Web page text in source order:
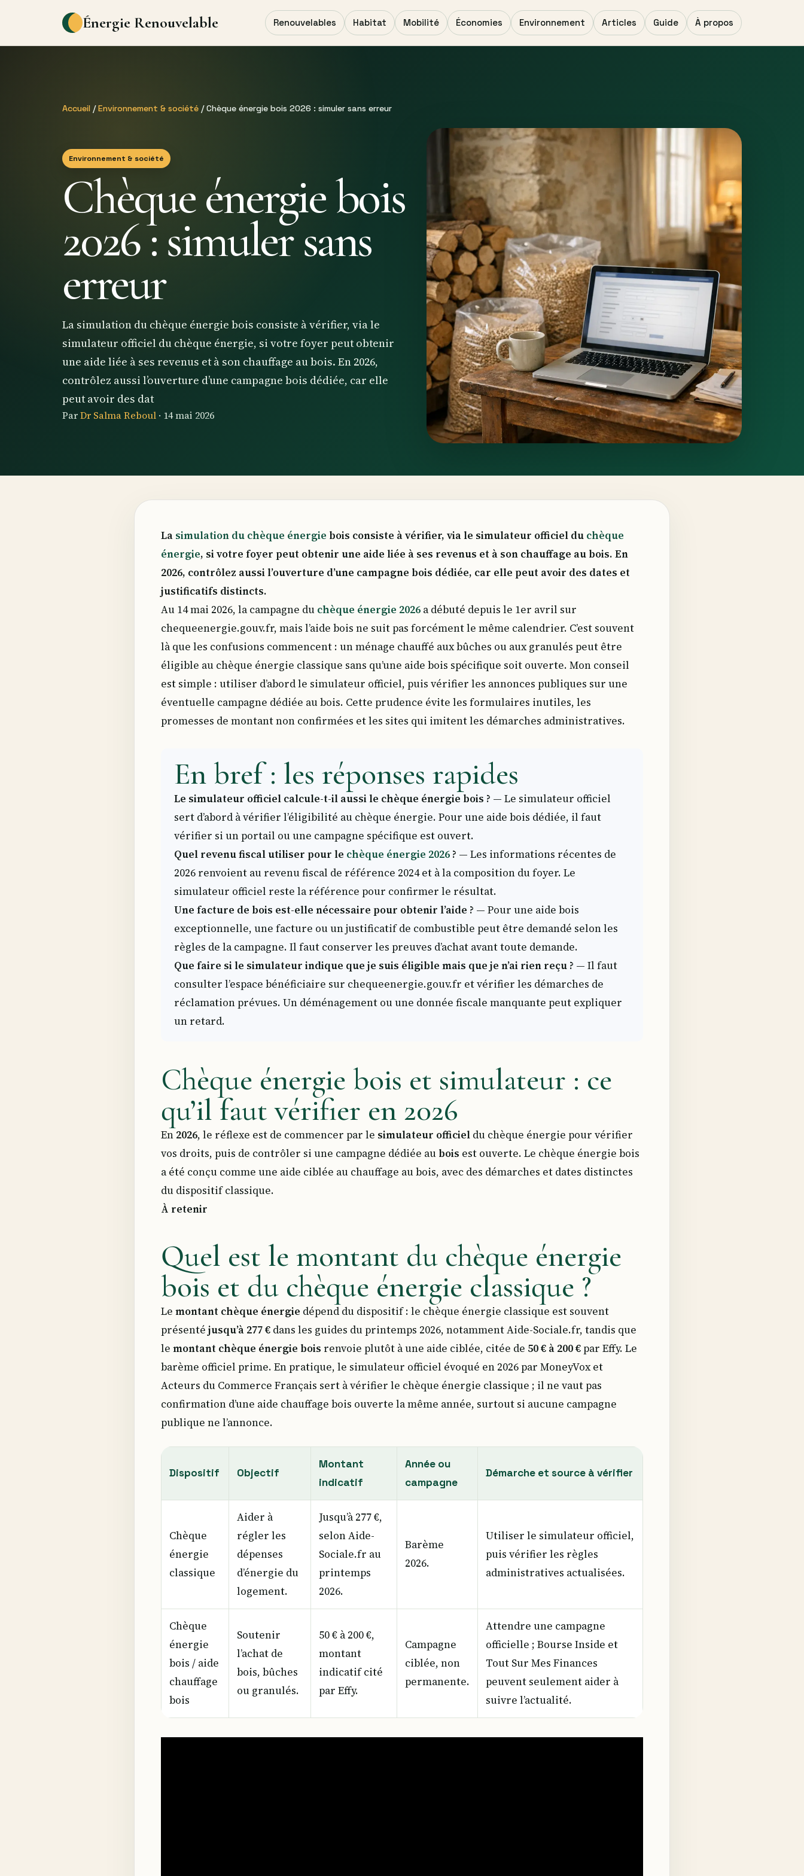
Énergie Renouvelable Renouvelables Habitat Mobilité Économies Environnement Articles Guide À propos
Accueil /Environnement & société / Chèque énergie bois 2026 : simuler sans erreur
Environnement & société
Chèque énergie bois
2026 : simuler sans
erreur
La simulation du chèque énergie bois consiste à vérifier, via le
simulateur officiel du chèque énergie, si votre foyer peut obtenir
une aide liée à ses revenus et à son chauffage au bois. En 2026,
contrôlez aussi l’ouverture d’une campagne bois dédiée, car elle
peut avoir des dat
ParDr Salma Reboul · 14 mai 2026
La simulation du chèque énergie bois consiste à vérifier, via le simulateur officiel du chèque
énergie, si votre foyer peut obtenir une aide liée à ses revenus et à son chauffage au bois. En
2026, contrôlez aussi l’ouverture d’une campagne bois dédiée, car elle peut avoir des dates et
justificatifs distincts.
Au 14 mai 2026, la campagne du chèque énergie 2026 a débuté depuis le 1er avril sur
chequeenergie.gouv.fr, mais l’aide bois ne suit pas forcément le même calendrier. C’est souvent
là que les confusions commencent : un ménage chauffé aux bûches ou aux granulés peut être
éligible au chèque énergie classique sans qu’une aide bois spécifique soit ouverte. Mon conseil
est simple : utiliser d’abord le simulateur officiel, puis vérifier les annonces publiques sur une
éventuelle campagne dédiée au bois. Cette prudence évite les formulaires inutiles, les
promesses de montant non confirmées et les sites qui imitent les démarches administratives.
En bref : les réponses rapides
Le simulateur officiel calcule-t-il aussi le chèque énergie bois ? — Le simulateur officiel
sert d’abord à vérifier l’éligibilité au chèque énergie. Pour une aide bois dédiée, il faut
vérifier si un portail ou une campagne spécifique est ouvert.
Quel revenu fiscal utiliser pour le chèque énergie 2026 ? — Les informations récentes de
2026 renvoient au revenu fiscal de référence 2024 et à la composition du foyer. Le
simulateur officiel reste la référence pour confirmer le résultat.
Une facture de bois est-elle nécessaire pour obtenir l’aide ? — Pour une aide bois
exceptionnelle, une facture ou un justificatif de combustible peut être demandé selon les
règles de la campagne. Il faut conserver les preuves d’achat avant toute demande.
Que faire si le simulateur indique que je suis éligible mais que je n’ai rien reçu ? — Il faut
consulter l’espace bénéficiaire sur chequeenergie.gouv.fr et vérifier les démarches de
réclamation prévues. Un déménagement ou une donnée fiscale manquante peut expliquer
un retard.
Chèque énergie bois et simulateur : ce
qu’il faut vérifier en 2026
En 2026, le réflexe est de commencer par le simulateur officiel du chèque énergie pour vérifier
vos droits, puis de contrôler si une campagne dédiée au bois est ouverte. Le chèque énergie bois
a été conçu comme une aide ciblée au chauffage au bois, avec des démarches et dates distinctes
du dispositif classique.
À retenir
Quel est le montant du chèque énergie
bois et du chèque énergie classique ?
Le montant chèque énergie dépend du dispositif : le chèque énergie classique est souvent
présenté jusqu’à 277 € dans les guides du printemps 2026, notamment Aide-Sociale.fr, tandis que
le montant chèque énergie bois renvoie plutôt à une aide ciblée, citée de 50 € à 200 €par Effy. Le
barème officiel prime. En pratique, le simulateur officiel évoqué en 2026 par MoneyVox et
Acteurs du Commerce Français sert à vérifier le chèque énergie classique ; il ne vaut pas
confirmation d’une aide chauffage bois ouverte la même année, surtout si aucune campagne
publique ne l’annonce.
Dispositif Objectif
Montant
indicatif
Année ou
campagne
Démarche et source à vérifier
Chèque
énergie
classique
Aider à
régler les
dépenses
d’énergie du
logement.
Jusqu’à 277 €,
selon Aide-
Sociale.fr au
printemps
2026.
Barème
2026.
Utiliser le simulateur officiel,
puis vérifier les règles
administratives actualisées.
Chèque
énergie
bois / aide
chauffage
bois
Soutenir
l’achat de
bois, bûches
ou granulés.
50 € à 200 €,
montant
indicatif cité
par Effy.
Campagne
ciblée, non
permanente.
Attendre une campagne
officielle ; Bourse Inside et
Tout Sur Mes Finances
peuvent seulement aider à
suivre l’actualité.